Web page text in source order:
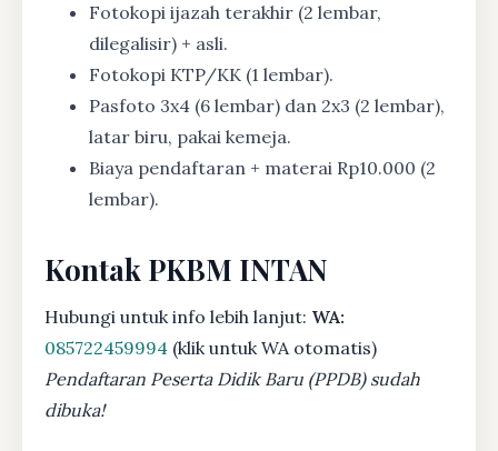
Fotokopi ijazah terakhir (2 lembar,
dilegalisir) + asli.
Fotokopi KTP/KK (1 lembar).
Pasfoto 3x4 (6 lembar) dan 2x3 (2 lembar),
latar biru, pakai kemeja.
Biaya pendaftaran + materai Rp10.000 (2
lembar).
Kontak PKBM INTAN
Hubungi untuk info lebih lanjut: WA:
085722459994 (klik untuk WA otomatis)
Pendaftaran Peserta Didik Baru (PPDB) sudah
dibuka!